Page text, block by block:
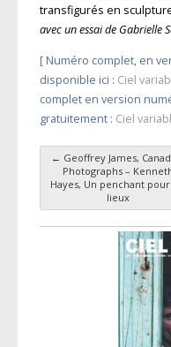
transfigurés en
avec un essai de Gabrielle
[ Numéro complet, en
disponible ici : Ciel
complet en version
gratuitement : Ciel
Navigation
← Geoffrey James,
Photographs –
Hayes, Un penchant
lieux